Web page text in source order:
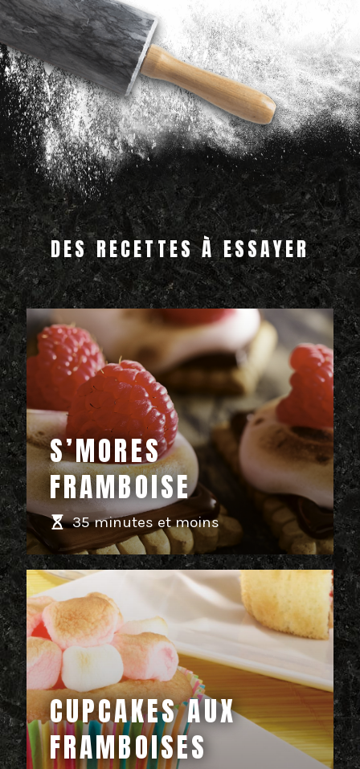
DES RECETTES À ESSAYER
S’MORES
FRAMBOISE
35 minutes et moins
CUPCAKES AUX
FRAMBOISES